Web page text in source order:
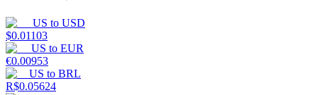
US to USD
$0.01103
US to EUR
€0.00953
US to BRL
R$0.05624